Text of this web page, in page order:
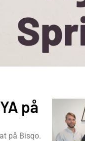
på
på Bisqo.